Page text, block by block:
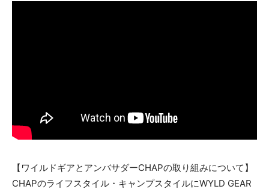
【ワイルドギアとアンバサダーCHAPの取り組みについて】
CHAPのライフスタイル・キャンプスタイルにWYLD GEAR